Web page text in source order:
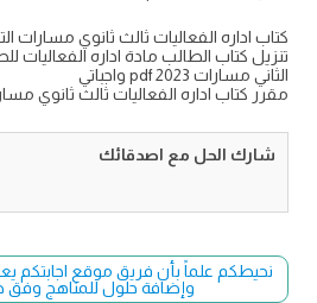
كتاب اداره الفعاليات ثالث ثانوي مسارات الترم الثاني
تنزيل كتاب الطالب مادة اداره الفعاليات
الثاني مسارات pdf 2023 واجباتي
مقرر كتاب اداره الفعاليات ثالث ثانوي مسارات ف٢
شارك الحل مع اصدقائك
نحيطكم علماً بأن فريق موقع اجابتكم
وإضافة حلول للمناهج وفق طبعة